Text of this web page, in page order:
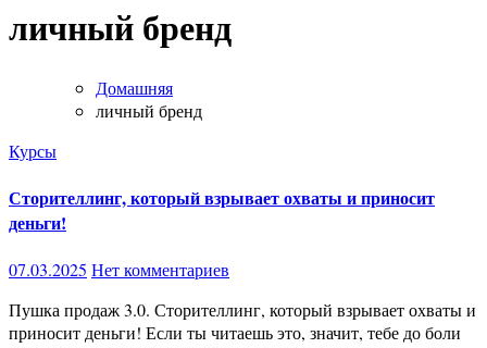
личный бренд
Домашняя
личный бренд
Курсы
Сторителлинг, который взрывает охваты и приносит
деньги!
07.03.2025 Нет комментариев
Пушка продаж 3.0. Сторителлинг, который взрывает охваты и
приносит деньги! Если ты читаешь это, значит, тебе до боли